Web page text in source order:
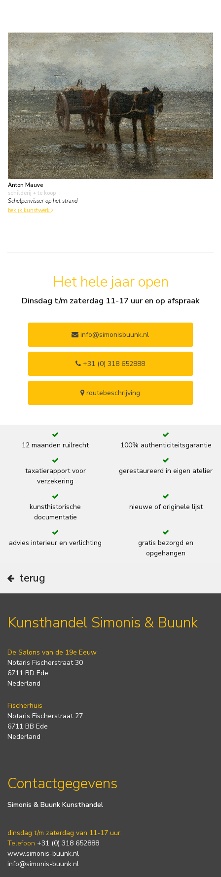
Anton Mauve
schilderij • te koop
Schelpenvisser op het strand
bekijk kunstwerk
Het hele jaar open
Dinsdag t/m zaterdag 11-17 uur en op afspraak
info@simonisbuunk.nl
+31 (0) 318 652888
routebeschrijving
12 maanden ruilrecht 100% authenticiteitsgarantie
taxatierapport voor
verzekering
gerestaureerd in eigen atelier
kunsthistorische
documentatie
nieuwe of originele lijst
advies interieur en verlichting
gratis bezorgd en
opgehangen
terug
Kunsthandel Simonis & Buunk
De Salons van de 19e Eeuw
Notaris Fischerstraat 30
6711 BD Ede
Nederland
Fischerhuis
Notaris Fischerstraat 27
6711 BB Ede
Nederland
Contactgegevens
Simonis & Buunk Kunsthandel
dinsdag t/m zaterdag van 11-17 uur.
Telefoon +31 (0) 318 652888
www.simonis-buunk.nl
info@simonis-buunk.nl